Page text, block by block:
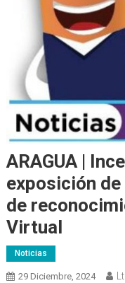
ARAGUA |
exposición
de
Virtual
Noticias
29 Diciembre, 2024